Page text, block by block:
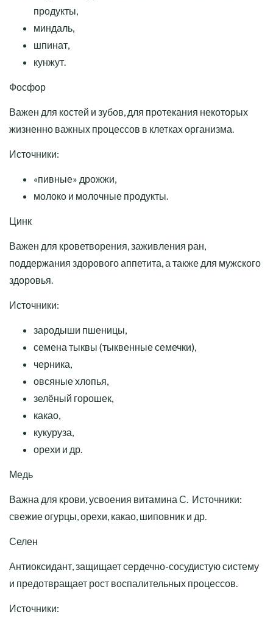
продукты,
миндаль,
шпинат,
кунжут.
Фосфор
Важен для костей и зубов, для протекания некоторых
жизненно важных процессов в клетках организма.
Источники:
«пивные» дрожжи,
молоко и молочные продукты.
Цинк
Важен для кроветворения, заживления ран,
поддержания здорового аппетита, а также для мужского
здоровья.
Источники:
зародыши пшеницы,
семена тыквы (тыквенные семечки),
черника,
овсяные хлопья,
зелёный горошек,
какао,
кукуруза,
орехи и др.
Медь
Важна для крови, усвоения витамина С. Источники:
свежие огурцы, орехи, какао, шиповник и др.
Селен
Антиоксидант, защищает сердечно-сосудистую систему
и предотвращает рост воспалительных процессов.
Источники: